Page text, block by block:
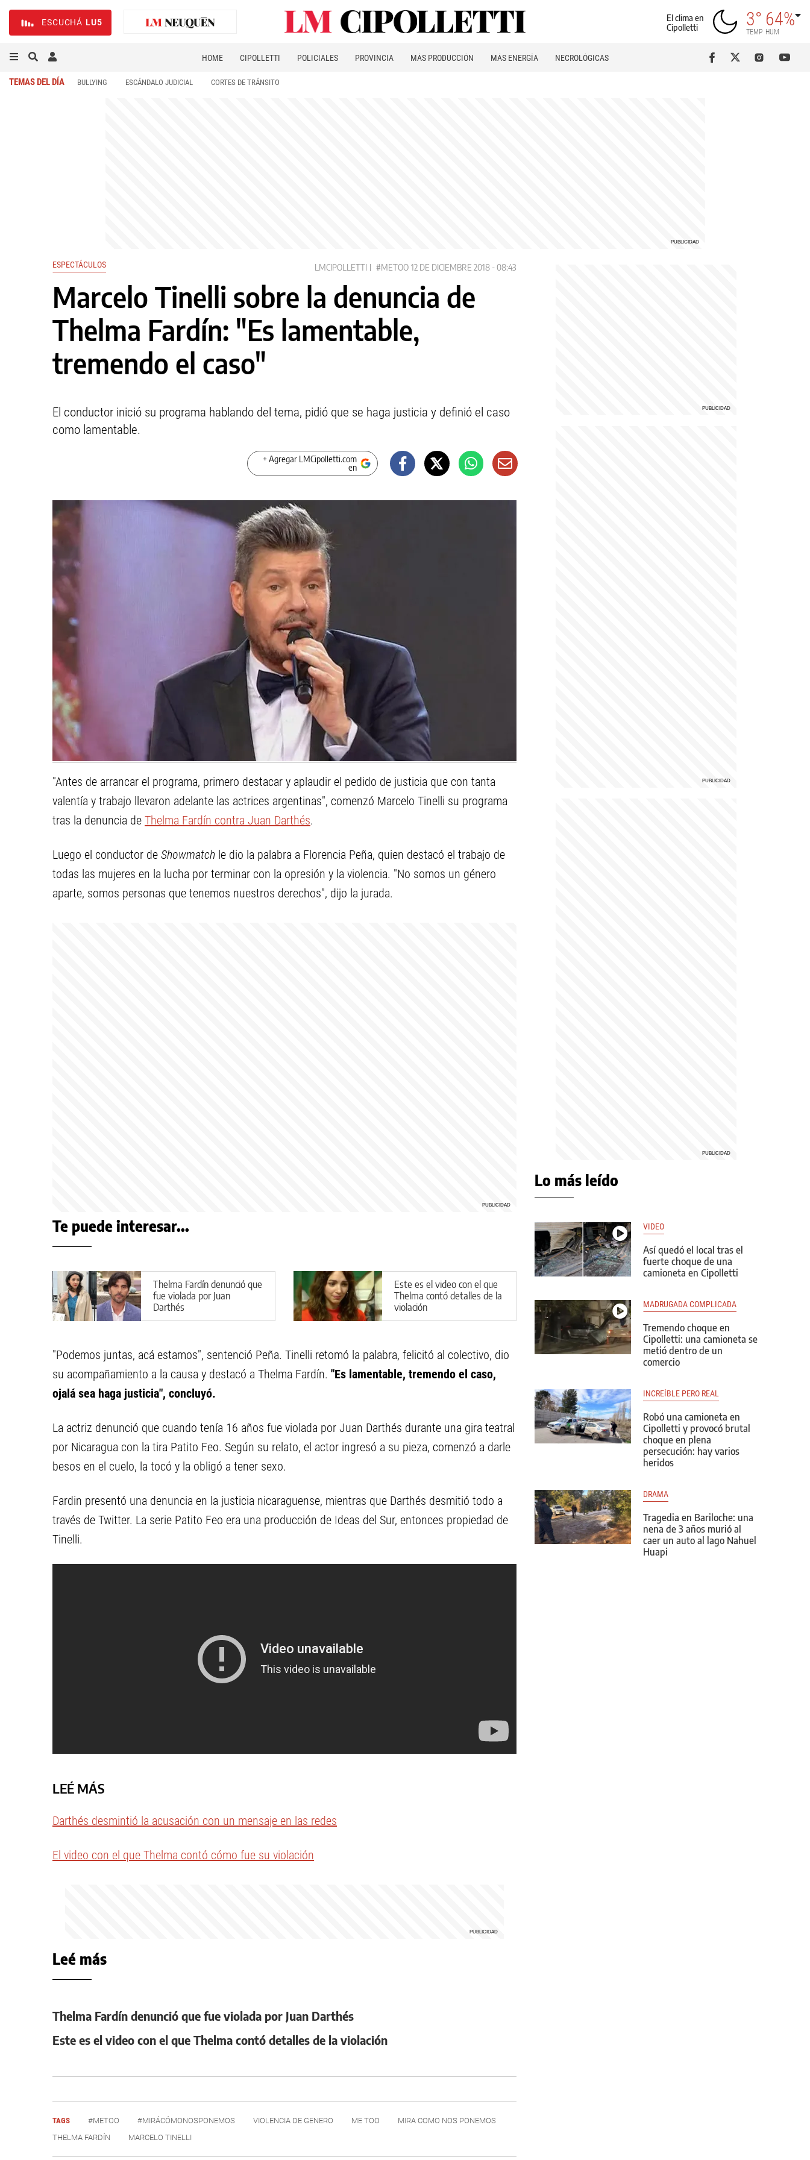
ESCUCHÁ LU5
El clima en
Cipolletti
3°
TEMP
64%
HUM
HOME CIPOLLETTI POLICIALES PROVINCIA MÁS PRODUCCIÓN MÁS ENERGÍA NECROLÓGICAS
TEMAS DEL DÍA BULLYING ESCÁNDALO JUDICIAL CORTES DE TRÁNSITO
ESPECTÁCULOS LMCIPOLLETTI #METOO 12 DE DICIEMBRE 2018 - 08:43
Marcelo Tinelli sobre la denuncia de
Thelma Fardín: "Es lamentable,
tremendo el caso"
El conductor inició su programa hablando del tema, pidió que se haga justicia y definió el caso
como lamentable.
+ Agregar LMCipolletti.com
en
"Antes de arrancar el programa, primero destacar y aplaudir el pedido de justicia que con tanta
valentía y trabajo llevaron adelante las actrices argentinas", comenzó Marcelo Tinelli su programa
tras la denuncia de Thelma Fardín contra Juan Darthés.
Luego el conductor de Showmatch le dio la palabra a Florencia Peña, quien destacó el trabajo de
todas las mujeres en la lucha por terminar con la opresión y la violencia. "No somos un género
aparte, somos personas que tenemos nuestros derechos", dijo la jurada.
Te puede interesar...
Thelma Fardín denunció que
fue violada por Juan
Darthés
Este es el video con el que
Thelma contó detalles de la
violación
"Podemos juntas, acá estamos", sentenció Peña. Tinelli retomó la palabra, felicitó al colectivo, dio
su acompañamiento a la causa y destacó a Thelma Fardín. "Es lamentable, tremendo el caso,
ojalá sea haga justicia", concluyó.
La actriz denunció que cuando tenía 16 años fue violada por Juan Darthés durante una gira teatral
por Nicaragua con la tira Patito Feo. Según su relato, el actor ingresó a su pieza, comenzó a darle
besos en el cuelo, la tocó y la obligó a tener sexo.
Fardin presentó una denuncia en la justicia nicaraguense, mientras que Darthés desmitió todo a
través de Twitter. La serie Patito Feo era una producción de Ideas del Sur, entonces propiedad de
Tinelli.
LEÉ MÁS
Darthés desmintió la acusación con un mensaje en las redes
El video con el que Thelma contó cómo fue su violación
Leé más
Thelma Fardín denunció que fue violada por Juan Darthés
Este es el video con el que Thelma contó detalles de la violación
TAGS #METOO #MIRÁCÓMONOSPONEMOS VIOLENCIA DE GENERO ME TOO
MIRA COMO NOS PONEMOS
THELMA FARDÍN
MARCELO TINELLI
Lo más leído
VIDEO
Así quedó el local tras el
fuerte choque de una
camioneta en Cipolletti
MADRUGADA COMPLICADA
Tremendo choque en
Cipolletti: una camioneta se
metió dentro de un
comercio
INCREÍBLE PERO REAL
Robó una camioneta en
Cipolletti y provocó brutal
choque en plena
persecución: hay varios
heridos
DRAMA
Tragedia en Bariloche: una
nena de 3 años murió al
caer un auto al lago Nahuel
Huapi